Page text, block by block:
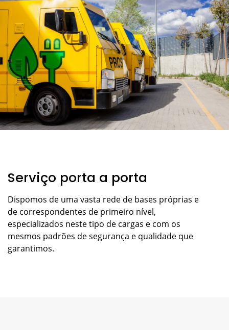
Serviço porta a porta
Dispomos de uma vasta rede de bases próprias e
de correspondentes de primeiro nível,
especializados neste tipo de cargas e com os
mesmos padrões de segurança e qualidade que
garantimos.